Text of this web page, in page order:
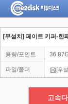
[무설치] 페이트 키퍼-한
용량/포인트
파일/폴더 [무
고속